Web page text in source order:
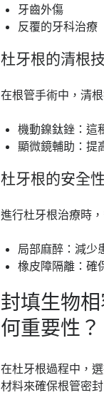
牙齒外傷
反覆的牙科治療
杜牙根的清根
在根管手術中，清
機動鎳鈦銼：這
顯微鏡輔助：提
杜牙根的安全
進行杜牙根治療時
局部麻醉：減少
橡皮障隔離：確
封填生物
何重要性？
在杜牙根過程中，
材料來確保根管密